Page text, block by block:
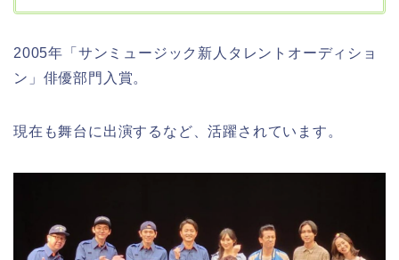
2005年「サンミュージック新人タレントオーディショ
ン」俳優部門入賞。
現在も舞台に出演するなど、活躍されています。